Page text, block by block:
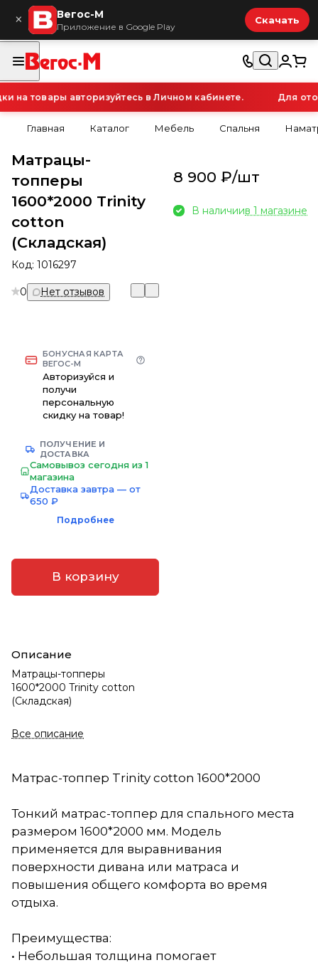
× Вегос-М
Приложение в Google Play
Скачать
товары авторизуйтесь в Личном кабинете. Для
Главная Каталог Мебель Спальня
Матрацы-
топперы
1600*2000 Trinity
cotton
(Складская)
Код: 1016297
0 Нет отзывов
БОНУСНАЯ КАРТА
ВЕГОС-М
Авторизуйся и
получи
персональную
скидку на товар!
ПОЛУЧЕНИЕ И
ДОСТАВКА
Самовывоз сегодня из 1
магазина
Доставка завтра — от
650 ₽
Подробнее
В корзину
Описание
Матрацы-топперы
1600*2000 Trinity cotton
(Складская)
Все описание
8 900 ₽/шт
В наличиив 1 магазине
Матрас-топпер Trinity cotton 1600*2000
Тонкий матрас-топпер для спального места
размером 1600*2000 мм. Модель
применяется для выравнивания
поверхности дивана или матраса и
повышения общего комфорта во время
отдыха.
Преимущества:
• Небольшая толщина помогает